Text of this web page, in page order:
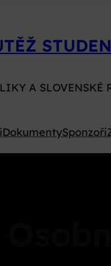
A SLOVENSKÉ
DokumentySponzoři